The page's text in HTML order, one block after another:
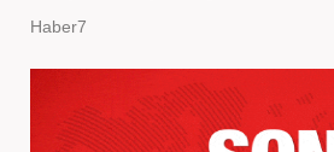
Haber7